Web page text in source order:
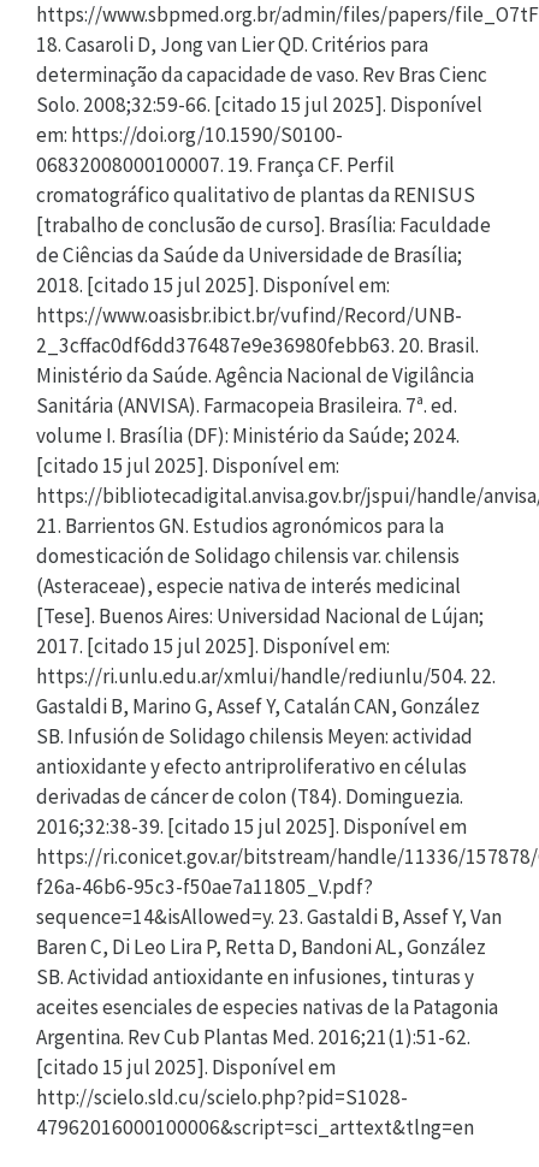
https://www.sbpmed.org.br/admin/files/papers/
18. Casaroli D, Jong van Lier QD. Critérios para
determinação da capacidade de vaso. Rev Bras Cienc
Solo. 2008;32:59-66. [citado 15 jul 2025]. Disponível
em: https://doi.org/10.1590/S0100-
06832008000100007. 19. França CF. Perfil
cromatográfico qualitativo de plantas da RENISUS
[trabalho de conclusão de curso]. Brasília: Faculdade
de Ciências da Saúde da Universidade de Brasília;
2018. [citado 15 jul 2025]. Disponível em:
https://www.oasisbr.ibict.br/vufind/Record/UNB-
2_3cffac0df6dd376487e9e36980febb63. 20. Brasil.
Ministério da Saúde. Agência Nacional de Vigilância
Sanitária (ANVISA). Farmacopeia Brasileira. 7ª. ed.
volume I. Brasília (DF): Ministério da Saúde; 2024.
[citado 15 jul 2025]. Disponível em:
https://bibliotecadigital.anvisa.gov.br/jspui/handle/
21. Barrientos GN. Estudios agronómicos para la
domesticación de Solidago chilensis var. chilensis
(Asteraceae), especie nativa de interés medicinal
[Tese]. Buenos Aires: Universidad Nacional de Lújan;
2017. [citado 15 jul 2025]. Disponível em:
https://ri.unlu.edu.ar/xmlui/handle/rediunlu/504. 22.
Gastaldi B, Marino G, Assef Y, Catalán CAN, González
SB. Infusión de Solidago chilensis Meyen: actividad
antioxidante y efecto antriproliferativo en células
derivadas de cáncer de colon (T84). Dominguezia.
2016;32:38-39. [citado 15 jul 2025]. Disponível em
https://ri.conicet.gov.ar/bitstream/handle/11336/
f26a-46b6-95c3-f50ae7a11805_V.pdf?
sequence=14&isAllowed=y. 23. Gastaldi B, Assef Y, Van
Baren C, Di Leo Lira P, Retta D, Bandoni AL, González
SB. Actividad antioxidante en infusiones, tinturas y
aceites esenciales de especies nativas de la Patagonia
Argentina. Rev Cub Plantas Med. 2016;21(1):51-62.
[citado 15 jul 2025]. Disponível em
http://scielo.sld.cu/scielo.php?pid=S1028-
47962016000100006&script=sci_arttext&tlng=en